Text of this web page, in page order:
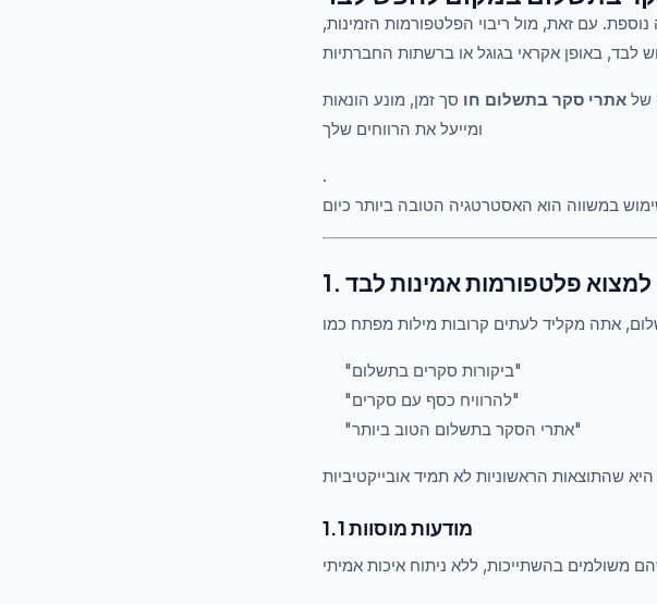
נוספת. עם זאת, מול ריבוי הפלטפורמות הזמינות,
של אתרי סקר בתשלום חו סך זמן, מונע הונאות
ומייעל את הרווחים שלך
.
למצוא פלטפורמות אמינות לבד
"ביקורות סקרים בתשלום"
"להרוויח כסף עם סקרים"
"אתרי הסקר בתשלום הטוב ביותר"
1.1 מודעות מוסוות